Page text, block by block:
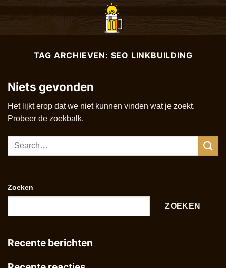
TAG ARCHIEVEN: SEO LINKBUILDING
Niets gevonden
Het lijkt erop dat we niet kunnen vinden wat je zoekt.
Probeer de zoekbalk.
Zoeken
ZOEKEN
Recente berichten